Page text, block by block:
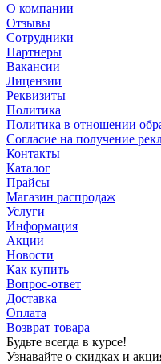
О компании
Отзывы
Сотрудники
Партнеры
Вакансии
Лицензии
Реквизиты
Политика
Политика в отношении
Согласие на получение
Контакты
Каталог
Прайсы
Магазин распродаж
Услуги
Информация
Акции
Новости
Как купить
Вопрос-ответ
Доставка
Оплата
Возврат товара
Будьте всегда в курсе!
Узнавайте о скидках и